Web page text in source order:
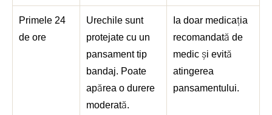
Primele 24
de ore
Urechile sunt
protejate cu un
pansament tip
bandaj. Poate
apărea o durere
moderată.
Ia doar medicația
recomandată de
medic și evită
atingerea
pansamentului.